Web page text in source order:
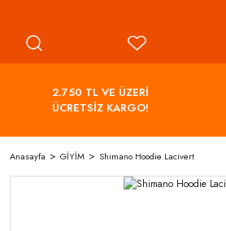
2.750 TL VE ÜZERİ
ÜCRETSİZ KARGO!
Anasayfa GİYİM Shimano Hoodie Lacivert